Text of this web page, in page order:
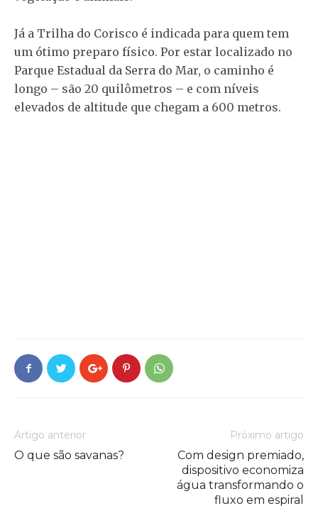
Já a Trilha do Corisco é indicada para quem tem
um ótimo preparo físico. Por estar localizado no
Parque Estadual da Serra do Mar, o caminho é
longo – são 20 quilômetros – e com níveis
elevados de altitude que chegam a 600 metros.
Artigo anterior
O que são savanas?
Próximo artigo
Com design premiado,
dispositivo economiza
água transformando o
fluxo em espiral